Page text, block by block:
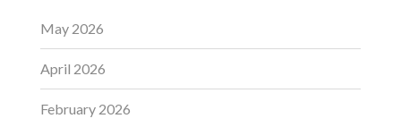
May 2026
April 2026
February 2026